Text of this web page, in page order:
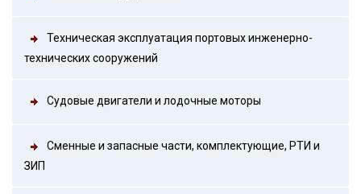
Техническая эксплуатация портовых инженерно-
технических сооружений
Судовые двигатели и лодочные моторы
Сменные и запасные части, комплектующие, РТИ и
ЗИП